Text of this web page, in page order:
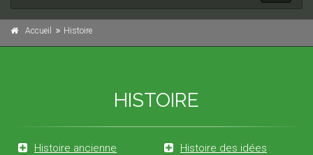
Accueil Histoire
HISTOIRE
Histoire ancienne
Histoire des idées